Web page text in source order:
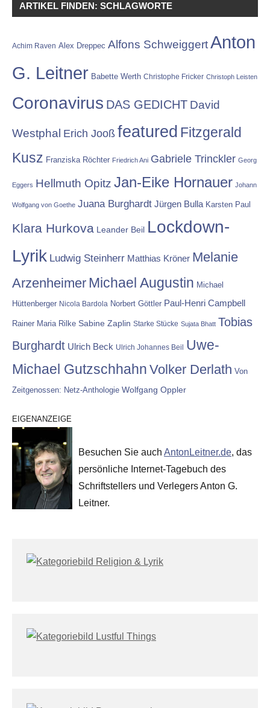
ARTIKEL FINDEN: SCHLAGWORTE
Achim Raven Alex Dreppec Alfons SchweiggertAnton
G. Leitner Babette Werth Christophe Fricker Christoph Leisten
Coronavirus DAS GEDICHT David
Westphal Erich Jooß featured Fitzgerald
Kusz Franziska Röchter Friedrich Ani Gabriele Trinckler Georg
Eggers Hellmuth Opitz Jan-Eike Hornauer Johann
Wolfgang von Goethe Juana Burghardt Jürgen Bulla Karsten Paul
Klara Hurkova Leander Beil Lockdown-
Lyrik Ludwig Steinherr Matthias Kröner Melanie
Arzenheimer Michael Augustin Michael
Hüttenberger Nicola Bardola Norbert Göttler Paul-Henri Campbell
Rainer Maria Rilke Sabine Zaplin Starke Stücke Sujata Bhatt Tobias
Burghardt Ulrich Beck Ulrich Johannes Beil
Uwe-
Michael Gutzschhahn Volker Derlath Von
Zeitgenossen: Netz-Anthologie Wolfgang Oppler
EIGENANZEIGE
Besuchen Sie auch AntonLeitner.de, das
persönliche Internet-Tagebuch des
Schriftstellers und Verlegers Anton G.
Leitner.